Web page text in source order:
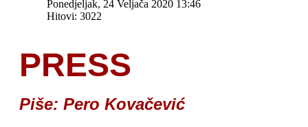
Ponedjeljak, 24 Veljača 2020 13:46
Hitovi: 3022
PRESS
Piše: Pero Kovačević